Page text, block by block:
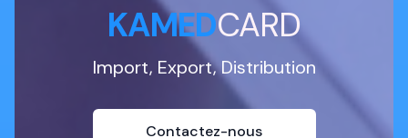
KAMEDCARD
Import, Export, Distribution
Contactez-nous